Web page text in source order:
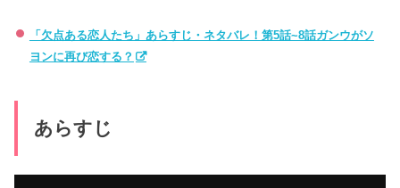
「欠点ある恋人たち」あらすじ・ネタバレ！第5話~8話ガンウがソ
ヨンに再び恋する？
あらすじ